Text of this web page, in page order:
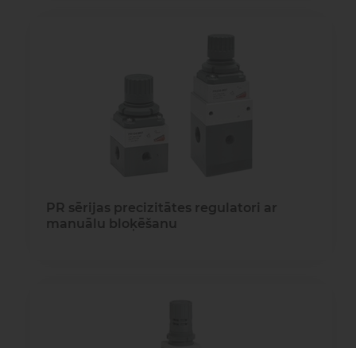
PR sērijas precizitātes regulatori ar
manuālu bloķēšanu